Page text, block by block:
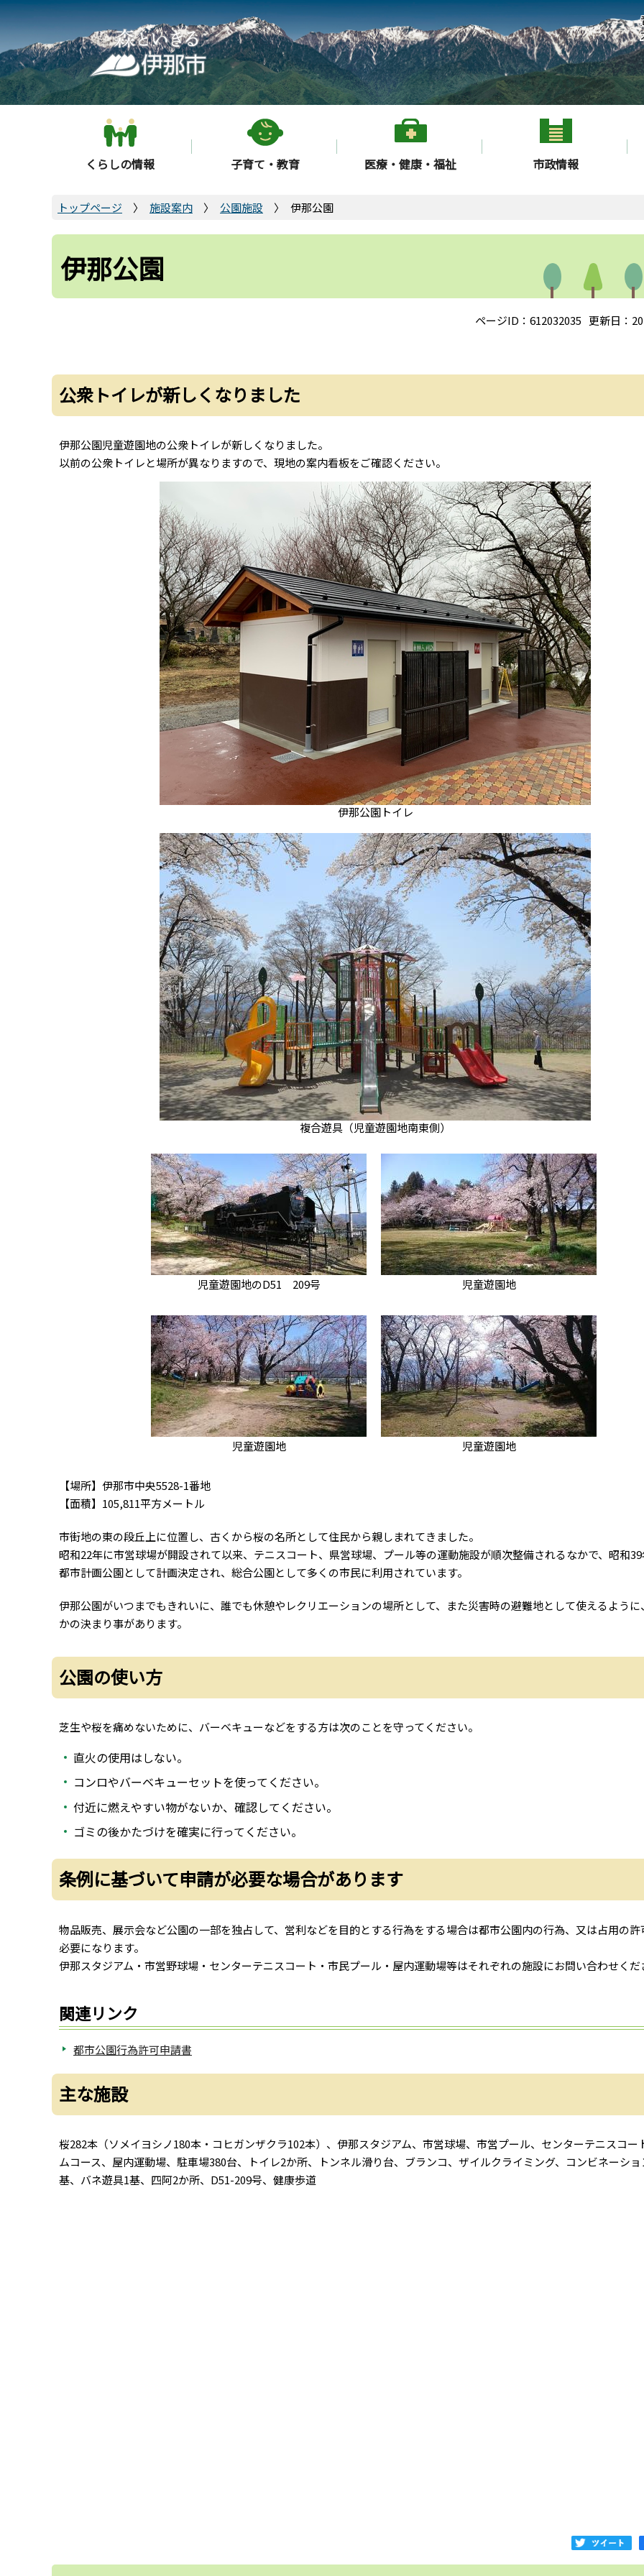
こ
の
ペ
ー
ジ
の
くらしの情報 子育て・教育 医療・健康・福祉 市政情報
トップページ 施設案内 公園施設 伊那公園
伊那公園
ページID：612032035 更新日：
公衆トイレが新しくなりました
伊那公園児童遊園地の公衆トイレが新しくなりました。
以前の公衆トイレと場所が異なりますので、現地の案内看板をご確認ください。
伊那公園トイレ
複合遊具（児童遊園地南東側）
児童遊園地のD51 209号 児童遊園地
児童遊園地 児童遊園地
【場所】伊那市中央5528-1番地
【面積】105,811平方メートル
市街地の東の段丘上に位置し、古くから桜の名所として住民から親しまれてきました。
昭和22年に市営球場が開設されて以来、テニスコート、県営球場、プール等の運動施設が順次整備されるなかで、昭和
都市計画公園として計画決定され、総合公園として多くの市民に利用されています。
伊那公園がいつまでもきれいに、誰でも休憩やレクリエーションの場所として、また災害時の避難地として使えるように
かの決まり事があります。
公園の使い方
芝生や桜を痛めないために、バーベキューなどをする方は次のことを守ってください。
直火の使用はしない。
コンロやバーベキューセットを使ってください。
付近に燃えやすい物がないか、確認してください。
ゴミの後かたづけを確実に行ってください。
条例に基づいて申請が必要な場合があります
物品販売、展示会など公園の一部を独占して、営利などを目的とする行為をする場合は都市公園内の行為、又は占用の許
必要になります。
伊那スタジアム・市営野球場・センターテニスコート・市民プール・屋内運動場等はそれぞれの施設にお問い合わせくだ
関連リンク
都市公園行為許可申請書
主な施設
桜282本（ソメイヨシノ180本・コヒガンザクラ102本）、伊那スタジアム、市営球場、市営プール、センターテニスコー
ムコース、屋内運動場、駐車場380台、トイレ2か所、トンネル滑り台、ブランコ、ザイルクライミング、コンビネーシ
基、バネ遊具1基、四阿2か所、D51-209号、健康歩道